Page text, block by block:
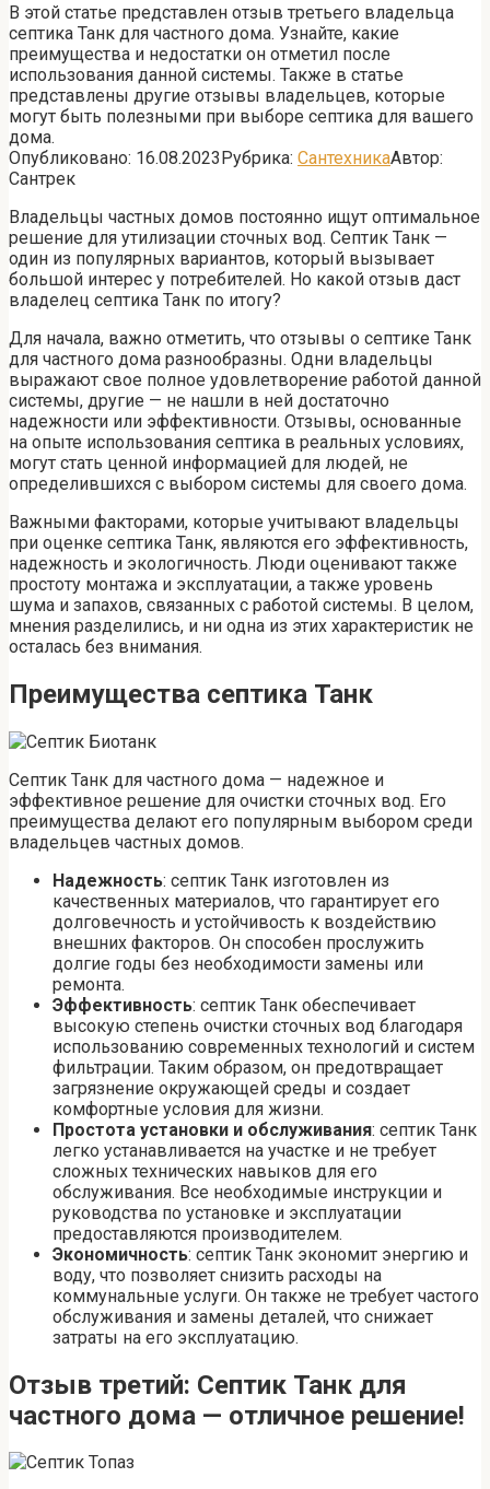
В этой статье представлен отзыв третьего владельца
септика Танк для частного дома. Узнайте, какие
преимущества и недостатки он отметил после
использования данной системы. Также в статье
представлены другие отзывы владельцев, которые
могут быть полезными при выборе септика для вашего
дома.
Опубликовано: 16.08.2023Рубрика: СантехникаАвтор:
Сантрек
Владельцы частных домов постоянно ищут оптимальное
решение для утилизации сточных вод. Септик Танк —
один из популярных вариантов, который вызывает
большой интерес у потребителей. Но какой отзыв даст
владелец септика Танк по итогу?
Для начала, важно отметить, что отзывы о септике Танк
для частного дома разнообразны. Одни владельцы
выражают свое полное удовлетворение работой данной
системы, другие — не нашли в ней достаточно
надежности или эффективности. Отзывы, основанные
на опыте использования септика в реальных условиях,
могут стать ценной информацией для людей, не
определившихся с выбором системы для своего дома.
Важными факторами, которые учитывают владельцы
при оценке септика Танк, являются его эффективность,
надежность и экологичность. Люди оценивают также
простоту монтажа и эксплуатации, а также уровень
шума и запахов, связанных с работой системы. В целом,
мнения разделились, и ни одна из этих характеристик не
осталась без внимания.
Преимущества септика Танк
Септик Танк для частного дома — надежное и
эффективное решение для очистки сточных вод. Его
преимущества делают его популярным выбором среди
владельцев частных домов.
Надежность: септик Танк изготовлен из
качественных материалов, что гарантирует его
долговечность и устойчивость к воздействию
внешних факторов. Он способен прослужить
долгие годы без необходимости замены или
ремонта.
Эффективность: септик Танк обеспечивает
высокую степень очистки сточных вод благодаря
использованию современных технологий и систем
фильтрации. Таким образом, он предотвращает
загрязнение окружающей среды и создает
комфортные условия для жизни.
Простота установки и обслуживания: септик Танк
легко устанавливается на участке и не требует
сложных технических навыков для его
обслуживания. Все необходимые инструкции и
руководства по установке и эксплуатации
предоставляются производителем.
Экономичность: септик Танк экономит энергию и
воду, что позволяет снизить расходы на
коммунальные услуги. Он также не требует частого
обслуживания и замены деталей, что снижает
затраты на его эксплуатацию.
Отзыв третий: Септик Танк для
частного дома — отличное решение!